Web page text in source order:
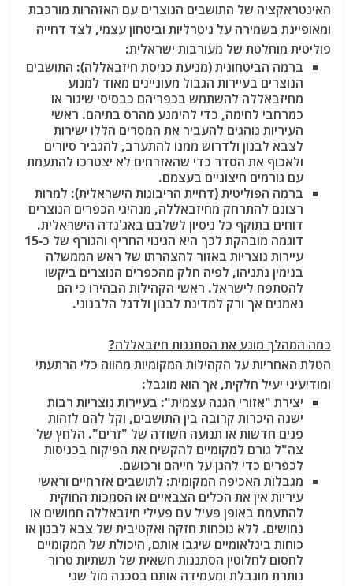
האינטראקציה של התושבים הנוצרים עם האזהרות מורכבת
ומאופיינת בשמירה על ניטרליות וביטחון עצמי, לצד דחייה
פוליטית מוחלטת של מעורבות ישראלית:
ברמה הביטחונית (מניעת כניסת חיזבאללה): התושבים
הנוצרים בעיירות הגבול מעוניינים מאוד למנוע
מחיזבאללה להשתמש בכפריהם כבסיסי שיגור או
כמרחבי לחימה, כדי להימנע מהרס בתיהם. ראשי
העיריות נוהגים להעביר את המסרים הללו ישירות
לצבא לבנון ולדרוש ממנו להתערב, להגביר סיורים
ולאכוף את הסדר כדי שהאזרחים לא יצטרכו להתעמת
עם גורמים חיצוניים בעצמם.
ברמה הפוליטית (דחיית הריבונות הישראלית): למרות
רצונם להתרחק מחיזבאללה, מנהיגי הכפרים הנוצרים
דוחים בתוקף כל ניסיון לשלבם באג'נדה הישראלית.
דוגמה מובהקת לכך היא הגינוי החריף והגורף של כ-15
עיירות נוצריות באזור להצהרתו של ראש הממשלה
בנימין נתניהו, לפיה חלק מהכפרים הנוצרים ביקשו
להסתפח לישראל. ראשי הקהילות הבהירו כי הם
נאמנים אך ורק למדינת לבנון ולדגל הלבנוני.
כמה המהלך מונע את הסתננות חיזבאללה?
הטלת האחריות על הקהילות המקומיות מהווה כלי הרתעתי
ומודיעיני יעיל חלקית, אך הוא מוגבל:
יצירת "אזורי הגנה עצמית": בעיירות נוצריות רבות
ישנה היכרות קרובה בין התושבים, וקל להם לזהות
פנים חדשות או תנועה חשודה של "זרים". הלחץ של
צה"ל גורם למקומיים להקשיח את הפיקוח בכניסות
לכפרים כדי להגן על חייהם ורכושם.
מגבלות האכיפה המקומית: לתושבים אזרחיים וראשי
עיריות אין את הכלים הצבאיים או הסמכות החוקית
להתעמת באופן פעיל עם פעילי חיזבאללה חמושים או
נחושים. ללא נוכחות חזקה ואקטיבית של צבא לבנון או
כוחות בינלאומיים שיגבו אותם, היכולת של המקומיים
לחסום לחלוטין הסתננות חשאית של תשתיות טרור
נותרת מוגבלת ומעמידה אותם בסכנה מול שני